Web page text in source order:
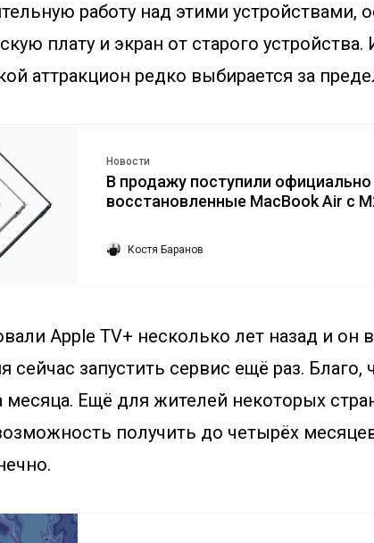
работу над этими устройствами,
плату и экран от старого
аттракцион редко выбирается за
Новости
В продажу поступили официально
восстановленные MacBook Air с
Костя Баранов
Apple TV+ несколько лет назад и он
сейчас запустить сервис ещё раз. Благо,
месяца. Ещё для жителей некоторых
получить до четырёх